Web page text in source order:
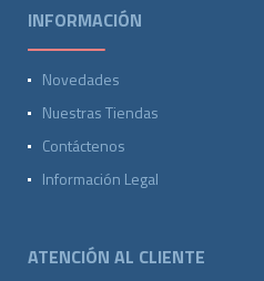
INFORMACIÓN
Novedades
Nuestras Tiendas
Contáctenos
Información Legal
ATENCIÓN AL CLIENTE